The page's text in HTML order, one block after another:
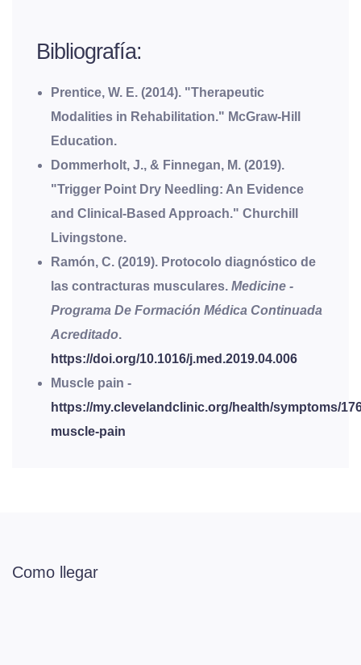
Bibliografía:
Prentice, W. E. (2014). "Therapeutic
Modalities in Rehabilitation." McGraw-Hill
Education.
Dommerholt, J., & Finnegan, M. (2019).
"Trigger Point Dry Needling: An Evidence
and Clinical-Based Approach." Churchill
Livingstone.
Ramón, C. (2019). Protocolo diagnóstico de
las contracturas musculares.Medicine -
Programa De Formación Médica Continuada
Acreditado.
https://doi.org/10.1016/j.med.2019.04.006
Muscle pain -
https://my.clevelandclinic.org/health/symptoms/
muscle-pain
Como llegar